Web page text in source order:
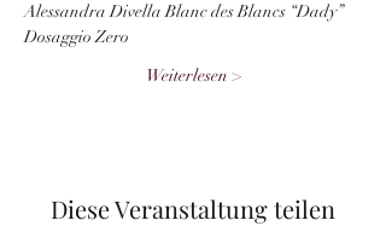
Alessandra Divella Blanc des Blancs “Dady”
Dosaggio Zero
Weiterlesen >
Diese Veranstaltung teilen